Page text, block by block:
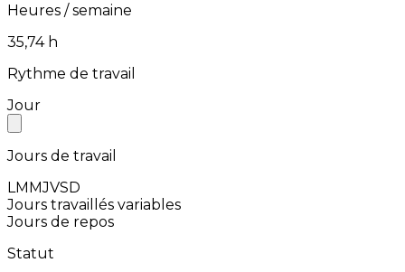
Heures / semaine
⁨35,74⁩ h
Rythme de travail
Jour
Jours de travail
LMMJVSD
Jours travaillés variables
Jours de repos
Statut